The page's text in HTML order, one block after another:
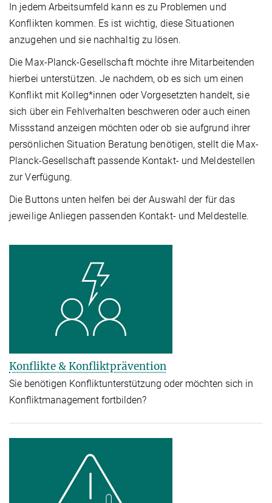
​​​​​​​​​​​​​​​​​​​​​​​​​​​​​​​​​​​​In jedem Arbeitsumfeld kann es zu Problemen und
Konflikten kommen. Es ist wichtig, diese Situationen
anzugehen und sie nachhaltig zu lösen.
Die Max-Planck-Gesellschaft möchte ihre Mitarbeitenden
hierbei unterstützen. Je nachdem, ob es sich um einen
Konflikt mit Kolleg*innen oder Vorgesetzten handelt, sie
sich über ein Fehlverhalten beschweren oder auch einen
Missstand anzeigen möchten oder ob sie aufgrund ihrer
persönlichen Situation Beratung benötigen, stellt die Max-
Planck-Gesellschaft passende Kontakt- und Meldestellen
zur Verfügung.
Die Buttons unten helfen bei der Auswahl der für das
jeweilige Anliegen passenden Kontakt- und Meldestelle.
Konflikte & Konfliktprävention
Sie benötigen Konfliktunterstützung oder möchten sich in
Konfliktmanagement fortbilden?